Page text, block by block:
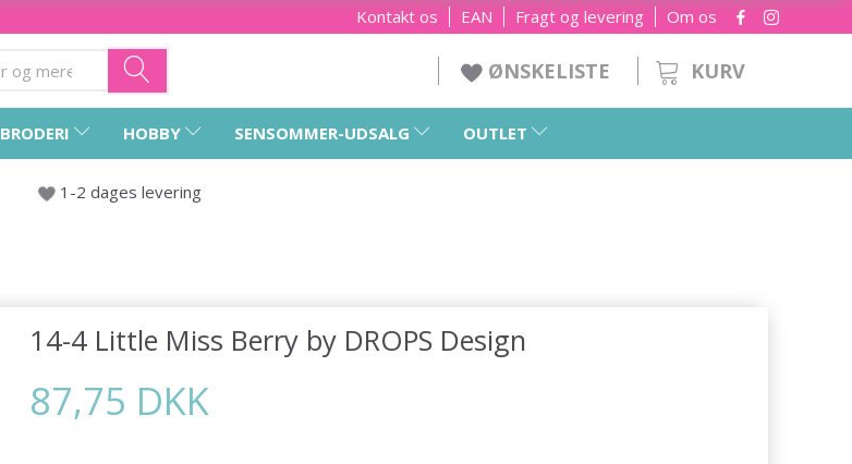
Om os
Fragt og levering
EAN
Kontakt os
KURV
ØNSKELISTE
BRODERI HOBBY SENSOMMER-UDSALG OUTLET
1-2 dages levering
14-4 Little Miss Berry by DROPS Design
87,75 DKK